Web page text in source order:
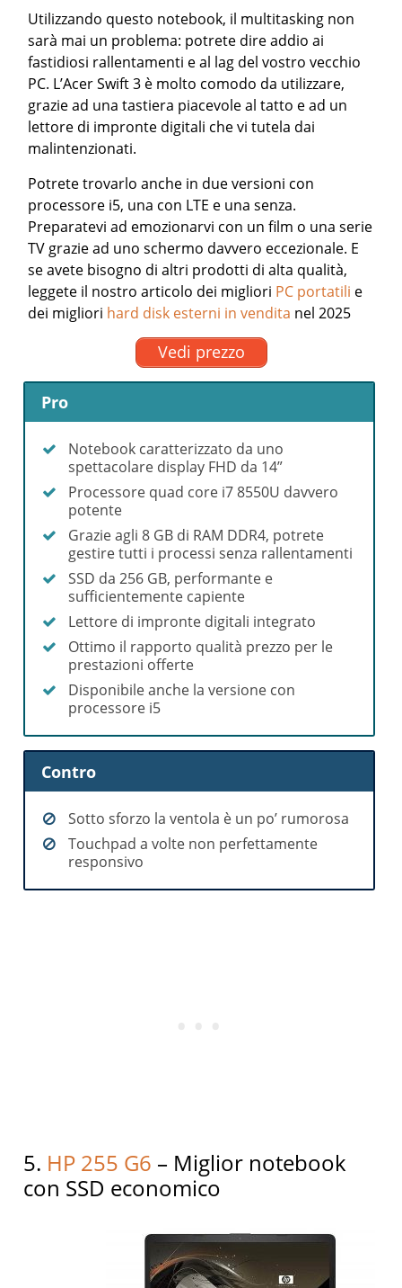
Utilizzando questo notebook, il multitasking non
sarà mai un problema: potrete dire addio ai
fastidiosi rallentamenti e al lag del vostro vecchio
PC. L’Acer Swift 3 è molto comodo da utilizzare,
grazie ad una tastiera piacevole al tatto e ad un
lettore di impronte digitali che vi tutela dai
malintenzionati.
Potrete trovarlo anche in due versioni con
processore i5, una con LTE e una senza.
Preparatevi ad emozionarvi con un film o una serie
TV grazie ad uno schermo davvero eccezionale. E
se avete bisogno di altri prodotti di alta qualità,
leggete il nostro articolo dei migliori PC portatili e
dei migliori hard disk esterni in vendita nel 2025
Vedi prezzo
Pro
Notebook caratterizzato da uno
spettacolare display FHD da 14”
Processore quad core i7 8550U davvero
potente
Grazie agli 8 GB di RAM DDR4, potrete
gestire tutti i processi senza rallentamenti
SSD da 256 GB, performante e
sufficientemente capiente
Lettore di impronte digitali integrato
Ottimo il rapporto qualità prezzo per le
prestazioni offerte
Disponibile anche la versione con
processore i5
Contro
Sotto sforzo la ventola è un po’ rumorosa
Touchpad a volte non perfettamente
responsivo
5. HP 255 G6 – Miglior notebook
con SSD economico